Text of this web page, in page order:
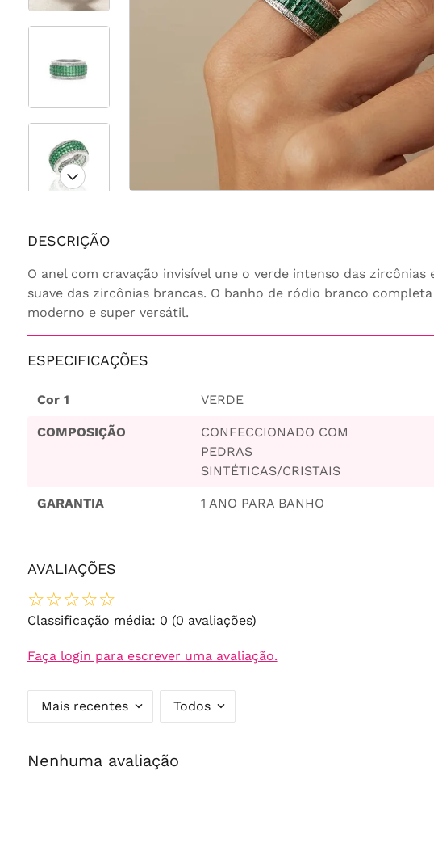
DESCRIÇÃO
O anel com cravação invisível une o verde intenso das zircônias
suave das zircônias brancas. O banho de ródio branco completa
moderno e super versátil.
ESPECIFICAÇÕES
Cor 1 VERDE
COMPOSIÇÃO
CONFECCIONADO COM
PEDRAS
SINTÉTICAS/CRISTAIS
GARANTIA 1 ANO PARA BANHO
AVALIAÇÕES
☆☆☆☆☆
Classificação média: 0 (0 avaliações)
Faça login para escrever uma avaliação.
Mais recentes Todos
Nenhuma avaliação